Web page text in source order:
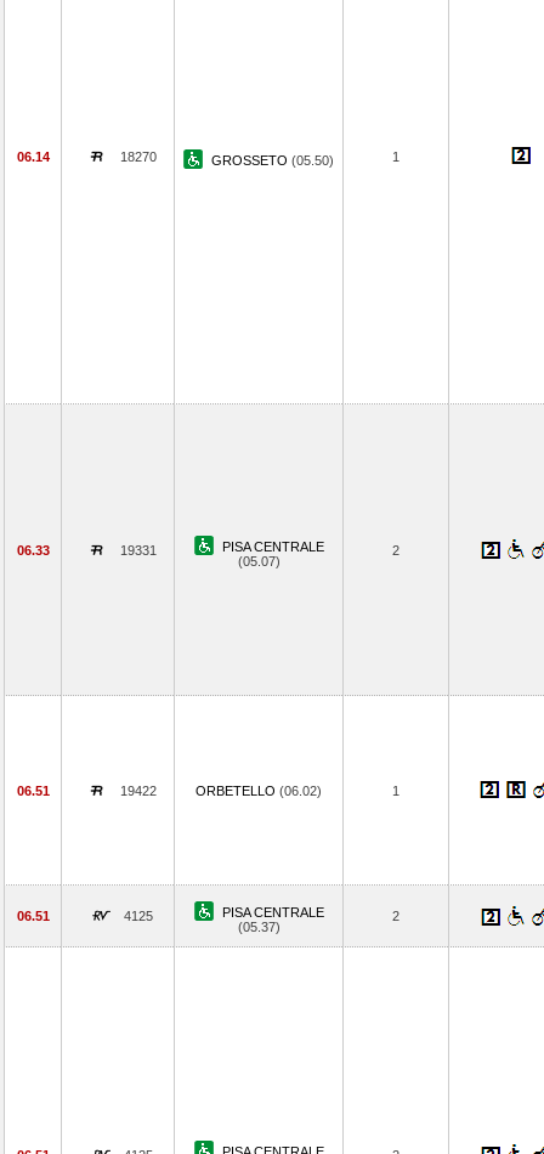
06.14 18270 GROSSETO (05.50) 1
06.33 19331
PISA CENTRALE
(05.07)
2
06.51 19422 ORBETELLO (06.02) 1
06.51 4125
PISA CENTRALE
(05.37)
2